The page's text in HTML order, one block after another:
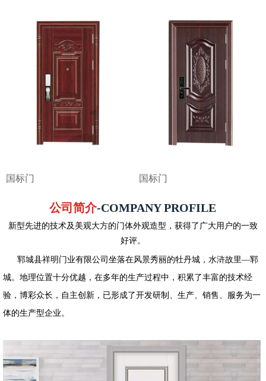
国标门 国标门
公司简介-COMPANY PROFILE
新型先进的技术及美观大方的门体外观造型，获得了广大用户的一致
好评。
郓城县祥明门业有限公司坐落在风景秀丽的牡丹城，水浒故里—郓
城。地理位置十分优越，在多年的生产过程中，积累了丰富的技术经
验，博彩众长，自主创新，已形成了开发研制、生产、销售、服务为一
体的生产型企业。